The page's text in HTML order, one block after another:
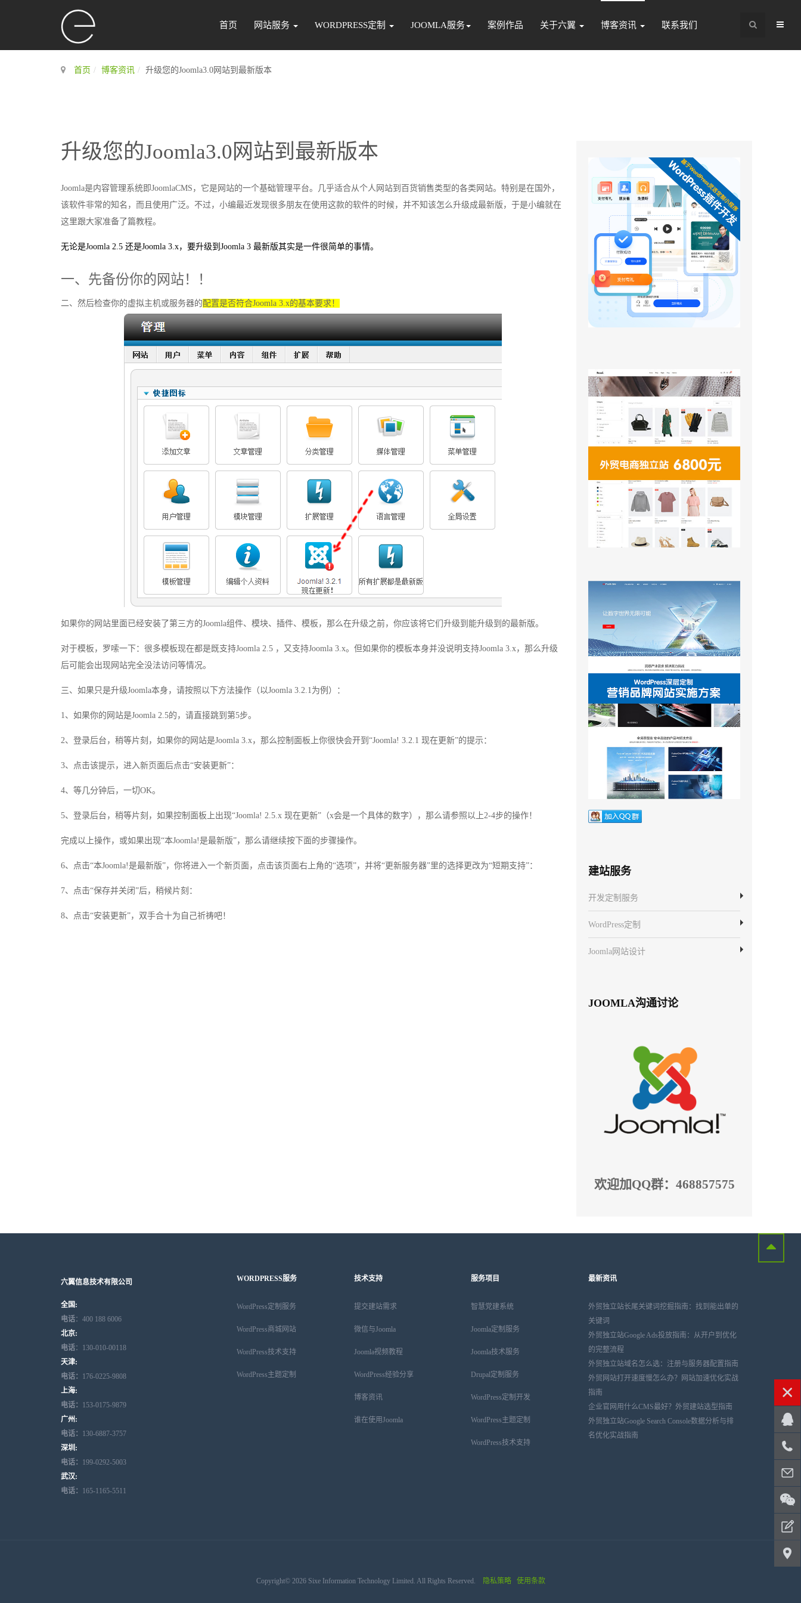
首页 网站服务 WORDPRESS定制 JOOMLA服务 案例作品 关于六翼 博客资讯 联系我们
首页 博客资讯 升级您的Joomla3.0网站到最新版本
升级您的Joomla3.0网站到最新版本
Joomla是内容管理系统即JoomlaCMS，它是网站的一个基础管理平台。几乎适合从个人网站到百货销售类型的各类网站。特别是在国外，
该软件非常的知名，而且使用广泛。不过，小编最近发现很多朋友在使用这款的软件的时候，并不知该怎么升级成最新版，于是小编就在
这里跟大家准备了篇教程。
无论是Joomla 2.5 还是Joomla 3.x，要升级到Joomla 3 最新版其实是一件很简单的事情。
一、先备份你的网站！！
二、然后检查你的虚拟主机或服务器的配置是否符合Joomla 3.x的基本要求！
如果你的网站里面已经安装了第三方的Joomla组件、模块、插件、模板，那么在升级之前，你应该将它们升级到能升级到的最新版。
对于模板，罗嗦一下：很多模板现在都是既支持Joomla 2.5 ，又支持Joomla 3.x。但如果你的模板本身并没说明支持Joomla 3.x，那么升级
后可能会出现网站完全没法访问等情况。
三、如果只是升级Joomla本身，请按照以下方法操作（以Joomla 3.2.1为例）：
1、如果你的网站是Joomla 2.5的，请直接跳到第5步。
2、登录后台，稍等片刻，如果你的网站是Joomla 3.x，那么控制面板上你很快会开到“Joomla! 3.2.1 现在更新”的提示：
3、点击该提示，进入新页面后点击“安装更新”：
4、等几分钟后，一切OK。
5、登录后台，稍等片刻，如果控制面板上出现“Joomla! 2.5.x 现在更新”（x会是一个具体的数字），那么请参照以上2-4步的操作！
完成以上操作，或如果出现“本Joomla!是最新版”，那么请继续按下面的步骤操作。
6、点击“本Joomla!是最新版”，你将进入一个新页面，点击该页面右上角的“选项”，并将“更新服务器”里的选择更改为“短期支持”：
7、点击“保存并关闭”后，稍候片刻：
8、点击“安装更新”，双手合十为自己祈祷吧！
建站服务
开发定制服务
WordPress定制
Joomla网站设计
JOOMLA沟通讨论
欢迎加QQ群：468857575
六翼信息技术有限公司
全国:
电话：400 188 6006
北京:
电话：130-010-00118
天津:
电话： 176-0225-9808
上海:
电话： 153-0175-9879
广州:
电话： 130-6887-3757
深圳:
电话： 199-0292-5003
武汉:
电话： 165-1165-5511
WORDPRESS服务
WordPress定制服务
WordPress商城网站
WordPress技术支持
WordPress主题定制
技术支持
提交建站需求
微信与Joomla
Joomla视频教程
WordPress经验分享
博客资讯
谁在使用Joomla
服务项目
智慧党建系统
Joomla定制服务
Joomla技术服务
Drupal定制服务
WordPress定制开发
WordPress主题定制
WordPress技术支持
最新资讯
外贸独立站长尾关键词挖掘指南：找到能出单的
关键词
外贸独立站Google Ads投放指南：从开户到优化
的完整流程
外贸独立站域名怎么选：注册与服务器配置指南
外贸网站打开速度慢怎么办？网站加速优化实战
指南
企业官网用什么CMS最好？外贸建站选型指南
外贸独立站Google Search Console数据分析与排
名优化实战指南
Copyright© 2026 Sixe Information Technology Limited. All Rights Reserved. 隐私策略 使用条款